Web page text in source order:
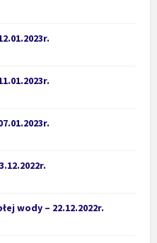
wody – 22.12.2022r.